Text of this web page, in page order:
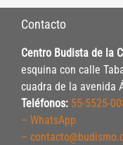
Contacto
Centro Budista de la
esquina con calle
cuadra de la avenida
Teléfonos: 55-5525-
– WhatsApp
–